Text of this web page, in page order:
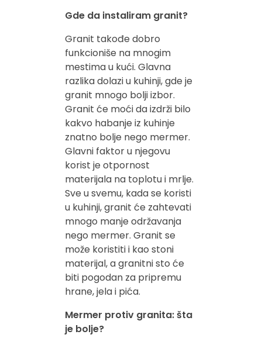
Gde da instaliram granit?
Granit takođe dobro
funkcioniše na mnogim
mestima u kući. Glavna
razlika dolazi u kuhinji, gde je
granit mnogo bolji izbor.
Granit će moći da izdrži bilo
kakvo habanje iz kuhinje
znatno bolje nego mermer.
Glavni faktor u njegovu
korist je otpornost
materijala na toplotu i mrlje.
Sve u svemu, kada se koristi
u kuhinji, granit će zahtevati
mnogo manje održavanja
nego mermer. Granit se
može koristiti i kao stoni
materijal, a granitni sto će
biti pogodan za pripremu
hrane, jela i pića.
Mermer protiv granita: šta
je bolje?